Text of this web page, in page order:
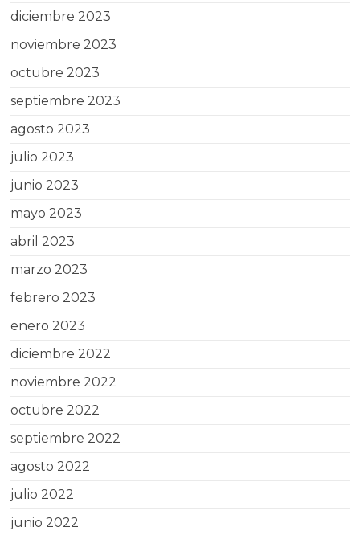
diciembre 2023
noviembre 2023
octubre 2023
septiembre 2023
agosto 2023
julio 2023
junio 2023
mayo 2023
abril 2023
marzo 2023
febrero 2023
enero 2023
diciembre 2022
noviembre 2022
octubre 2022
septiembre 2022
agosto 2022
julio 2022
junio 2022